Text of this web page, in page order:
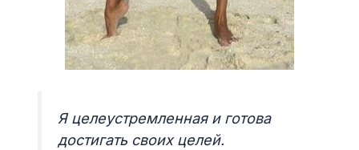
Я целеустремленная и готова
достигать своих целей.